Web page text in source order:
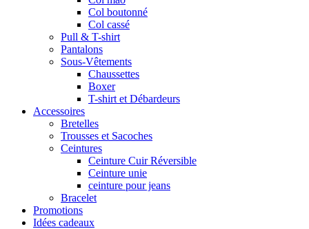
Col boutonné
Col cassé
Pull & T-shirt
Pantalons
Sous-Vêtements
Chaussettes
Boxer
T-shirt et Débardeurs
Accessoires
Bretelles
Trousses et Sacoches
Ceintures
Ceinture Cuir Réversible
Ceinture unie
ceinture pour jeans
Bracelet
Promotions
Idées cadeaux